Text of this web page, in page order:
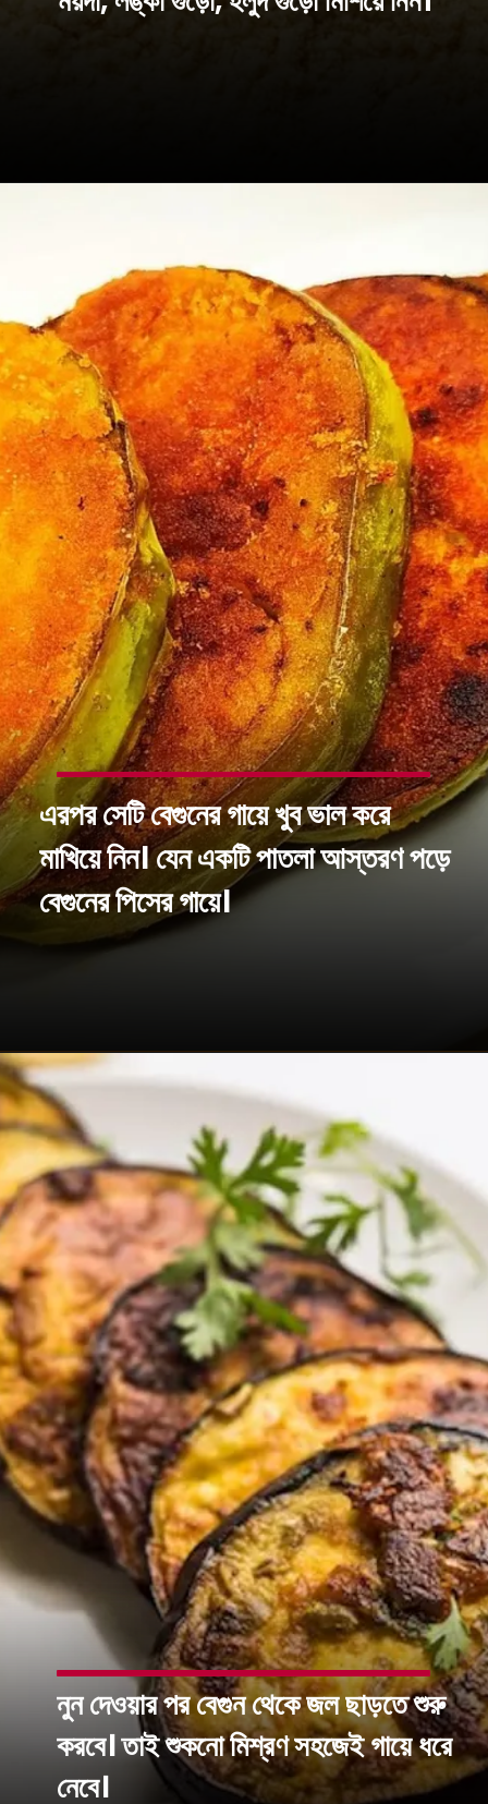
এরপর সেটি বেগুনের গায়ে খুব ভাল করে
মাখিয়ে নিন। যেন একটি পাতলা আস্তরণ পড়ে
বেগুনের পিসের গায়ে।
নুন দেওয়ার পর বেগুন থেকে জল ছাড়তে শুরু
করবে। তাই শুকনো মিশ্রণ সহজেই গায়ে ধরে
নেবে।